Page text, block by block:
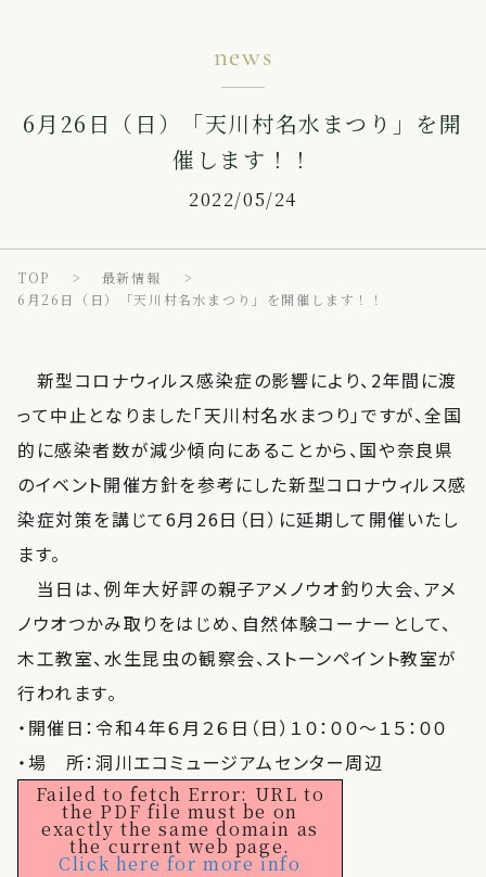
news
6月26日（日）「天川村名水まつり」を開
催します！！
2022/05/24
TOP
最新情報
6月26日（日）「天川村名水まつり」を開催します！！
新型コロナウィルス感染症の影響により、2年間に渡
って中止となりました「天川村名水まつり」ですが、全国
的に感染者数が減少傾向にあることから、国や奈良県
のイベント開催方針を参考にした新型コロナウィルス感
染症対策を講じて6月26日（日）に延期して開催いたし
ます。
当日は、例年大好評の親子アメノウオ釣り大会、アメ
ノウオつかみ取りをはじめ、自然体験コーナーとして、
木工教室、水生昆虫の観察会、ストーンペイント教室が
行われます。
・開催日：令和４年６月２６日（日）１０：００～１５：００
・場 所：洞川エコミュージアムセンター周辺
Failed to fetch Error: URL to
the PDF file must be on
exactly the same domain as
the current web page.
Click here for more info